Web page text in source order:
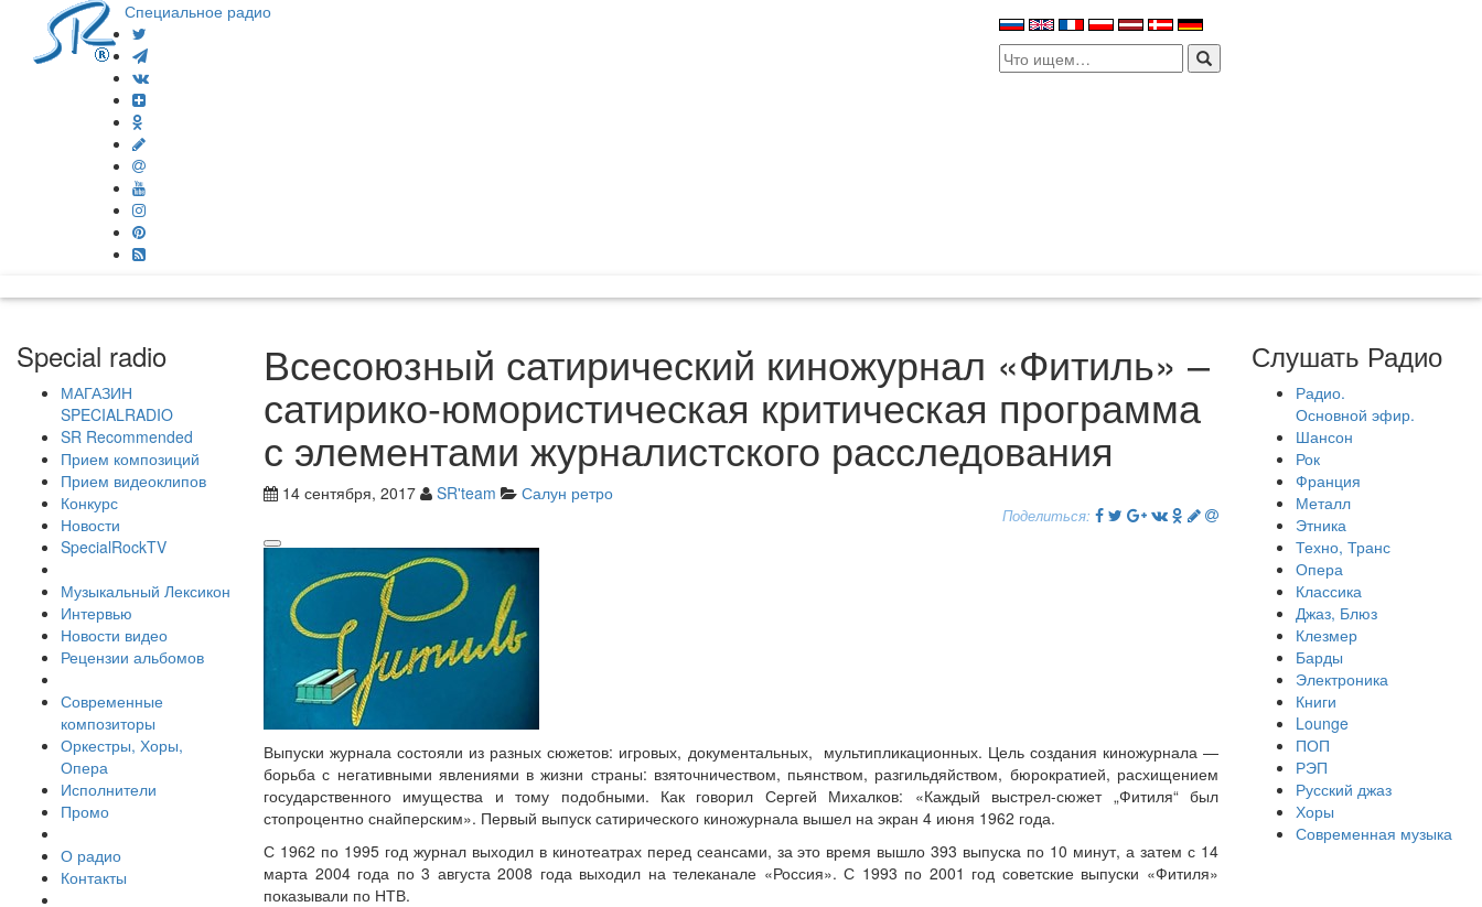
Специальное радио
Search
for:
Special radio
МАГАЗИН
SPECIALRADIO
SR Recommended
Прием композиций
Прием видеоклипов
Конкурс
Новости
SpecialRockTV
Музыкальный Лексикон
Интервью
Новости видео
Рецензии альбомов
Современные
композиторы
Оркестры, Хоры,
Опера
Исполнители
Промо
О радио
Контакты
Всесоюзный сатирический киножурнал «Фитиль» –
сатирико-юмористическая критическая программа
с элементами журналистского расследования
14 сентября, 2017 SR'team Салун ретро
Поделиться:
Выпуски журнала состояли из разных сюжетов: игровых, документальных, мультипликационных. Цель создания киножурнала —
борьба с негативными явлениями в жизни страны: взяточничеством, пьянством, разгильдяйством, бюрократией, расхищением
государственного имущества и тому подобными. Как говорил Сергей Михалков: «Каждый выстрел-сюжет „Фитиля“ был
стопроцентно снайперским». Первый выпуск сатирического киножурнала вышел на экран 4 июня 1962 года.
С 1962 по 1995 год журнал выходил в кинотеатрах перед сеансами, за это время вышло 393 выпуска по 10 минут, а затем с 14
марта 2004 года по 3 августа 2008 года выходил на телеканале «Россия». С 1993 по 2001 год советские выпуски «Фитиля»
показывали по НТВ.
Слушать Радио
Радио.
Основной эфир.
Шансон
Рок
Франция
Металл
Этника
Техно, Транс
Опера
Классика
Джаз, Блюз
Клезмер
Барды
Электроника
Книги
Lounge
ПОП
РЭП
Русский джаз
Хоры
Современная музыка